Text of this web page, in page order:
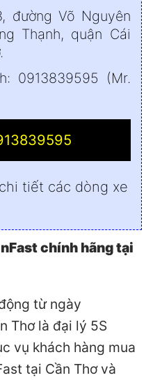
đường Võ Nguyên
Thạnh, quận Cái
0913839595 (Mr.
tiết các dòng xe
chính hãng tại
từ ngày
Thơ là đại lý 5S
vụ khách hàng mua
tại Cần Thơ và